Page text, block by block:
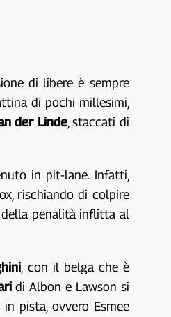
di libere è sempre
di pochi millesimi,
der Linde, staccati di
in pit-lane. Infatti,
rischiando di colpire
della penalità inflitta al
, con il belga che è
di Albon e Lawson si
pista, ovvero Esmee